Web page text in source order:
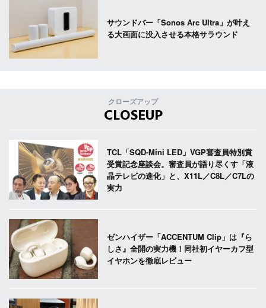
サウンドバー「Sonos Arc Ultra」が叶え
る大画面に没入させる本格サラウンド
クローズアップ
CLOSEUP
TCL「SQD-Mini LED」VGP審査員特別賞
受賞記念座談会。審査員が語り尽くす「液
晶テレビの進化」と、X11L／C8L／C7Lの
実力
ゼンハイザー「ACCENTUM Clip」は『ら
しさ』全開の実力機！同社初イヤーカフ型
イヤホンを徹底レビュー